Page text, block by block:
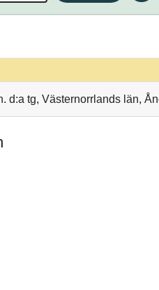
d:a tg, Västernorrlands län,